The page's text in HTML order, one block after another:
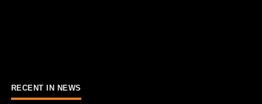
RECENT IN NEWS